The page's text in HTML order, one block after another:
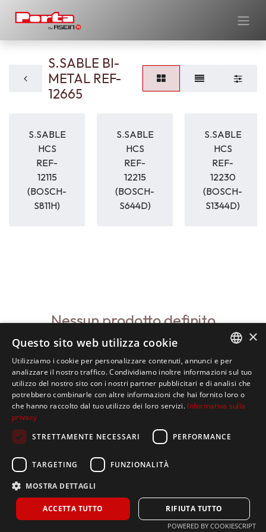
S.SABLE BI-
METAL REF-
12665
S.SABLE
HCS
REF-
12115
(BOSCH-
S811H)
S.SABLE
HCS
REF-
12215
(BOSCH-
S644D)
S.SABLE
HCS
REF-
12230
(BOSCH-
S1344D)
Nessun prodotto definito
Nessun prodotto definito in questa categoria.
ITALIAN
SPANISH
ENGLISH
×
Questo sito web utilizza cookie
Utilizziamo i cookie per personalizzare contenuti, annunci e per
analizzare il nostro traffico. Condividiamo inoltre informazioni sul tuo
utilizzo del nostro sito con i nostri partner pubblicitari e di analisi che
potrebbero combinarle con altre informazioni che hai fornito loro o
che hanno raccolto dal tuo utilizzo dei loro servizi. Informativa sulla
privacy
STRETTAMENTE NECESSARI
PERFORMANCE
TARGETING FUNZIONALITÀ
MOSTRA DETTAGLI
ACCETTA TUTTO RIFIUTA TUTTO
POWERED BY COOKIESCRIPT